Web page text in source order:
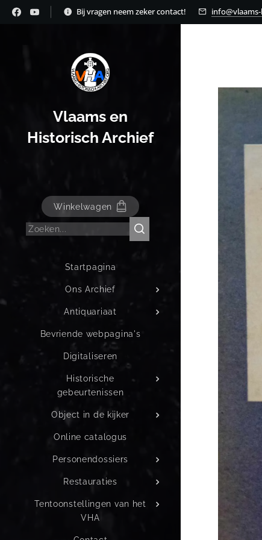
Bij vragen neem zeker contact!
Vlaams en
Historisch Archief
Winkelwagen
Startpagina
Ons Archief
Antiquariaat
Bevriende webpagina's
Digitaliseren
Historische
gebeurtenissen
Object in de kijker
Online catalogus
Personendossiers
Restauraties
Tentoonstellingen van het
VHA